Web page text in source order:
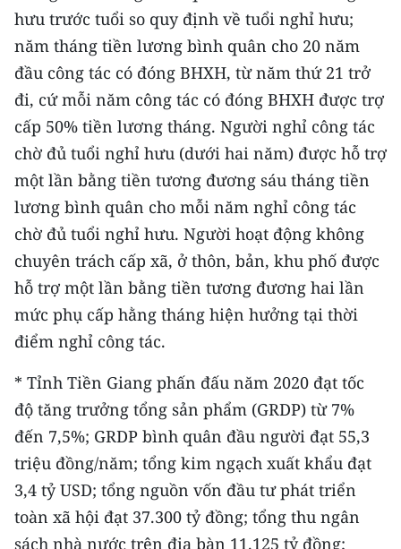
Media Kinh tế
Media Văn hóa
Media Xã hội
Media Pháp luật
Media Du lịch
Media Thế giới
Media Thể thao
Media Giáo dục
Media Y tế
Media Khoa học - Công nghệ
Media Môi trường
Infographic
hưu trước tuổi so quy định về tuổi nghỉ hưu;
năm tháng tiền lương bình quân cho 20 năm
đầu công tác có đóng BHXH, từ năm thứ 21 trở
đi, cứ mỗi năm công tác có đóng BHXH được trợ
cấp 50% tiền lương tháng. Người nghỉ công tác
chờ đủ tuổi nghỉ hưu (dưới hai năm) được hỗ trợ
một lần bằng tiền tương đương sáu tháng tiền
lương bình quân cho mỗi năm nghỉ công tác
chờ đủ tuổi nghỉ hưu. Người hoạt động không
chuyên trách cấp xã, ở thôn, bản, khu phố được
hỗ trợ một lần bằng tiền tương đương hai lần
mức phụ cấp hằng tháng hiện hưởng tại thời
điểm nghỉ công tác.
* Tỉnh Tiền Giang phấn đấu năm 2020 đạt tốc
độ tăng trưởng tổng sản phẩm (GRDP) từ 7%
đến 7,5%; GRDP bình quân đầu người đạt 55,3
triệu đồng/năm; tổng kim ngạch xuất khẩu đạt
3,4 tỷ USD; tổng nguồn vốn đầu tư phát triển
toàn xã hội đạt 37.300 tỷ đồng; tổng thu ngân
sách nhà nước trên địa bàn 11.125 tỷ đồng;